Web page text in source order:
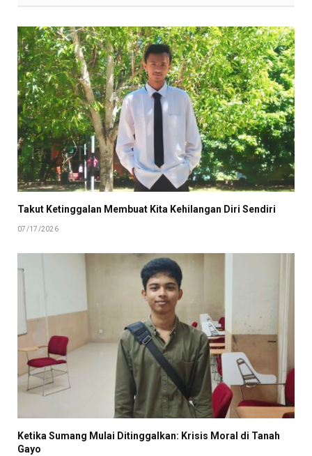
Takut Ketinggalan Membuat Kita Kehilangan Diri Sendiri
07/17/2026
Ketika Sumang Mulai Ditinggalkan: Krisis Moral di Tanah
Gayo